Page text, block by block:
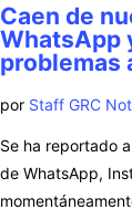
Caen de
WhatsApp
problemas
por Staff GRC
Se ha reportado
de WhatsApp,